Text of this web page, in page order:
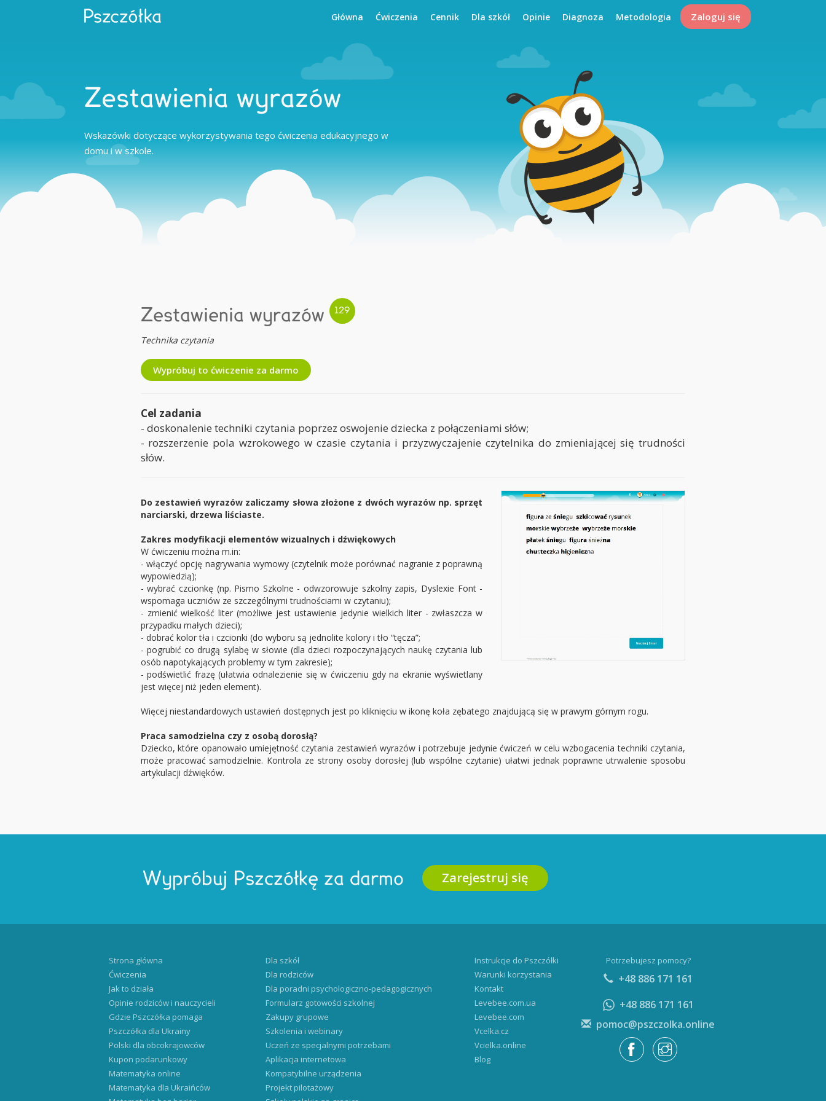
Główna Ćwiczenia Cennik Dla szkół Opinie Diagnoza Metodologia Zaloguj się
Zestawienia wyrazów
Wskazówki dotyczące wykorzystywania tego ćwiczenia edukacyjnego w
domu i w szkole.
Zestawienia wyrazów
Technika czytania
Wypróbuj to ćwiczenie za darmo
Cel zadania
- doskonalenie techniki czytania poprzez oswojenie dziecka z połączeniami słów;
- rozszerzenie pola wzrokowego w czasie czytania i przyzwyczajenie czytelnika do zmieniającej się trudności
słów.
Do zestawień wyrazów zaliczamy słowa złożone z dwóch wyrazów np. sprzęt
narciarski, drzewa liściaste.
Zakres modyfikacji elementów wizualnych i dźwiękowych
W ćwiczeniu można m.in:
- włączyć opcję nagrywania wymowy (czytelnik może porównać nagranie z poprawną
wypowiedzią);
- wybrać czcionkę (np. Pismo Szkolne - odwzorowuje szkolny zapis, Dyslexie Font -
wspomaga uczniów ze szczególnymi trudnościami w czytaniu);
- zmienić wielkość liter (możliwe jest ustawienie jedynie wielkich liter - zwłaszcza w
przypadku małych dzieci);
- dobrać kolor tła i czcionki (do wyboru są jednolite kolory i tło “tęcza”;
- pogrubić co drugą sylabę w słowie (dla dzieci rozpoczynających naukę czytania lub
osób napotykających problemy w tym zakresie);
- podświetlić frazę (ułatwia odnalezienie się w ćwiczeniu gdy na ekranie wyświetlany
jest więcej niż jeden element).
Więcej niestandardowych ustawień dostępnych jest po kliknięciu w ikonę koła zębatego znajdującą się w prawym górnym rogu.
Praca samodzielna czy z osobą dorosłą?
Dziecko, które opanowało umiejętność czytania zestawień wyrazów i potrzebuje jedynie ćwiczeń w celu wzbogacenia techniki czytania,
może pracować samodzielnie. Kontrola ze strony osoby dorosłej (lub wspólne czytanie) ułatwi jednak poprawne utrwalenie sposobu
artykulacji dźwięków.
Wypróbuj Pszczółkę za darmo Zarejestruj się
Strona główna
Ćwiczenia
Jak to działa
Opinie rodziców i nauczycieli
Gdzie Pszczółka pomaga
Pszczółka dla Ukrainy
Polski dla obcokrajowców
Kupon podarunkowy
Matematyka online
Matematyka dla Ukraińców
Dla szkół
Dla rodziców
Dla poradni psychologiczno-pedagogicznych
Formularz gotowości szkolnej
Zakupy grupowe
Szkolenia i webinary
Uczeń ze specjalnymi potrzebami
Aplikacja internetowa
Kompatybilne urządzenia
Projekt pilotażowy
Instrukcje do Pszczółki
Warunki korzystania
Kontakt
Levebee.com.ua
Levebee.com
Vcelka.cz
Vcielka.online
Blog
Potrzebujesz pomocy?
+48 886 171 161
+48 886 171 161
pomoc@pszczolka.online